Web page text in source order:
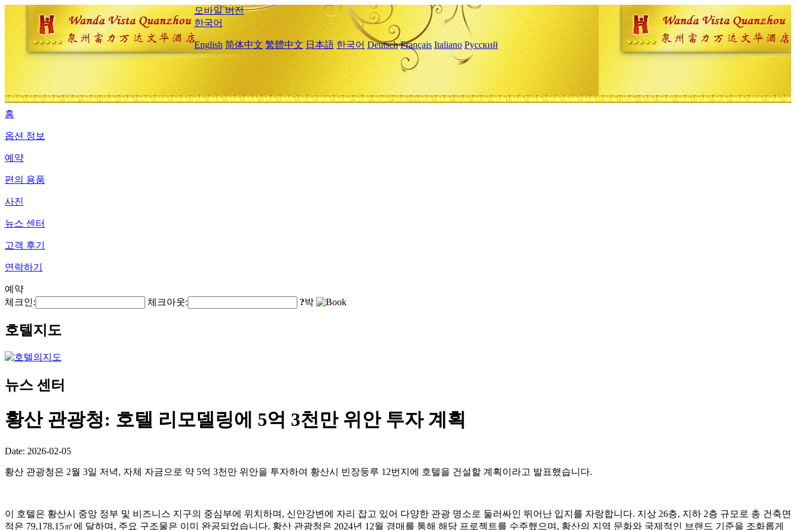
모바일 버전
한국어
English 简体中文 繁體中文 日本語 한국어 Deutsch Français Italiano Русский
홈
옵션 정보
예약
편의 용품
사진
뉴스 센터
고객 후기
연락하기
예약
체크인:
체크아웃: ?박
호텔지도
뉴스 센터
황산 관광청: 호텔 리모델링에 5억 3천만 위안 투자 계획
Date: 2026-02-05
황산 관광청은 2월 3일 저녁, 자체 자금으로 약 5억 3천만 위안을 투자하여 황산시 빈장둥루 12번지에 호텔을 건설할 계획이라고 발표했습니다.
이 호텔은 황산시 중앙 정부 및 비즈니스 지구의 중심부에 위치하며, 신안강변에 자리 잡고 있어 다양한 관광 명소로 둘러싸인 뛰어난 입지를 자랑합니다. 지상 26층, 지하 2층 규모로 총 건축면
적은 79,178.15㎡에 달하며, 주요 구조물은 이미 완공되었습니다. 황산 관광청은 2024년 12월 경매를 통해 해당 프로젝트를 수주했으며, 황산의 지역 문화와 국제적인 브랜드 기준을 조화롭게